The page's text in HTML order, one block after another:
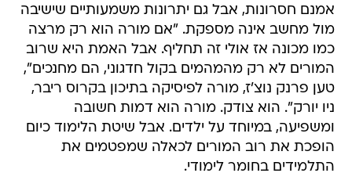
אמנם חסרונות, אבל גם יתרונות משמעותיים שישיבה
מול מחשב אינה מספקת. "אם מורה הוא רק מרצה
כמו מכונה אז אולי זה תחליף. אבל האמת היא שרוב
המורים לא רק מהמהמים בקול חדגוני, הם מחנכים",
טען פרנק נוצ'ז, מורה לפיסיקה בתיכון בקרוס ריבר,
ניו יורק". הוא צודק. מורה הוא דמות חשובה
ומשפיעה, במיוחד על ילדים. אבל שיטת הלימוד כיום
הופכת את רוב המורים לכאלה שמפטמים את
התלמידים בחומר לימודי.